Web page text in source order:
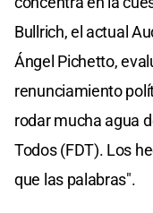
Bullrich, el actual
Ángel Pichetto,
renunciamiento
rodar mucha agua
Todos (FDT). Los
que las palabras".